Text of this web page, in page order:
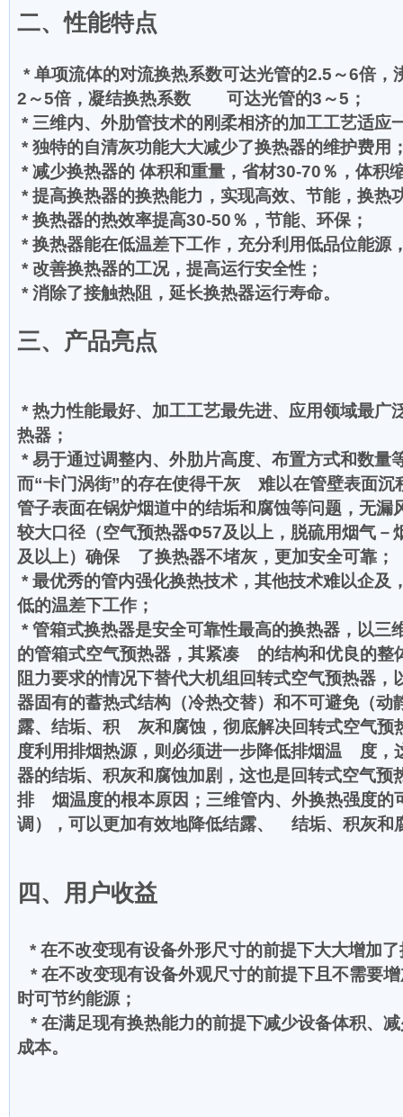
二、性能特点
* 单项流体的对流换热系数可达光管的2.5～6倍，
2～5倍，凝结换热系数 可达光管的3～5；
* 三维内、外肋管技术的刚柔相济的加工工艺适应
* 独特的自清灰功能大大减少了换热器的维护费用
* 减少换热器的 体积和重量，省材30-70％，体积
* 提高换热器的换热能力，实现高效、节能，换热
* 换热器的热效率提高30-50％，节能、环保；
* 换热器能在低温差下工作，充分利用低品位能源
* 改善换热器的工况，提高运行安全性；
* 消除了接触热阻，延长换热器运行寿命。
三、产品亮点
* 热力性能最好、加工工艺最先进、应用领域最广
热器；
* 易于通过调整内、外肋片高度、布置方式和数量
而“卡门涡街”的存在使得干灰 难以在管壁表面沉
管子表面在锅炉烟道中的结垢和腐蚀等问题，无
较大口径（空气预热器Φ57及以上，脱硫用烟气－
及以上）确保 了换热器不堵灰，更加安全可靠；
* 最优秀的管内强化换热技术，其他技术难以企及
低的温差下工作；
* 管箱式换热器是安全可靠性最高的换热器，以三
的管箱式空气预热器，其紧凑 的结构和优良的整
阻力要求的情况下替代大机组回转式空气预热器
器固有的蓄热式结构（冷热交替）和不可避免（动
露、结垢、积 灰和腐蚀，彻底解决回转式空气预
度利用排烟热源，则必须进一步降低排烟温 度，
器的结垢、积灰和腐蚀加剧，这也是回转式空气预
排 烟温度的根本原因；三维管内、外换热强度的
调），可以更加有效地降低结露、 结垢、积灰和
四、用户收益
* 在不改变现有设备外形尺寸的前提下大大增加
* 在不改变现有设备外观尺寸的前提下且不需要
时可节约能源；
* 在满足现有换热能力的前提下减少设备体积、
成本。